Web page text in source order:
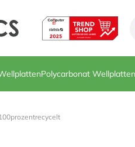
Polycarbonat Wellplatten